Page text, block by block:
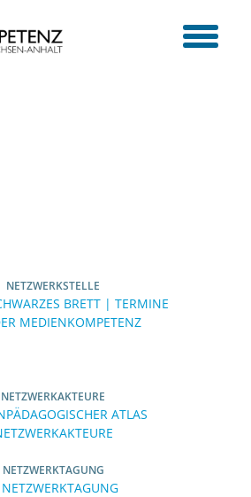
toggle
menu
NETZWERKSTELLE
BRETT | TERMINE
MEDIENKOMPETENZ
NETZWERKAKTEURE
ATLAS
NETZWERKTAGUNG